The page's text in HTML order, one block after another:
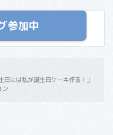
参加中
には私が誕生日ケーキ作る！」
ン